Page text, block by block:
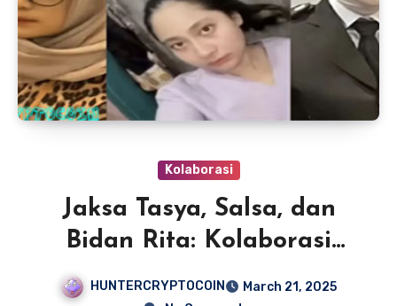
Kolaborasi
Jaksa Tasya, Salsa, dan
Bidan Rita: Kolaborasi
Seru demi Rakyat, Viral!
HUNTERCRYPTOCOIN
March 21, 2025